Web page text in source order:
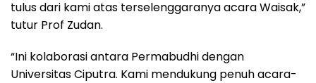
tulus dari kami atas terselenggaranya acara Waisak,”
tutur Prof Zudan.
“Ini kolaborasi antara Permabudhi dengan
Universitas Ciputra. Kami mendukung penuh acara-